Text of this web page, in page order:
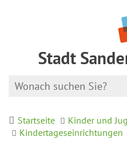
Stadt
Startseite
Kinder und
Kindertageseinrichtungen